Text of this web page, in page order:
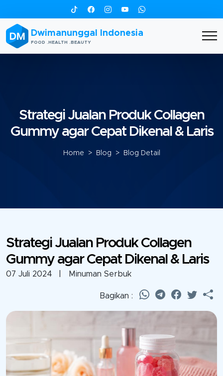
Dwimanunggal Indonesia
FOOD .HEALTH .BEAUTY
Strategi Jualan Produk Collagen
Gummy agar Cepat Dikenal & Laris
Home > Blog > Blog Detail
Strategi Jualan Produk Collagen
Gummy agar Cepat Dikenal & Laris
07 Juli 2024 | Minuman Serbuk
Bagikan :